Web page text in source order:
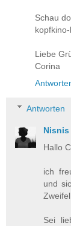
Schau
Liebe
Corina
Antworten
Hallo
ich
und
Sei